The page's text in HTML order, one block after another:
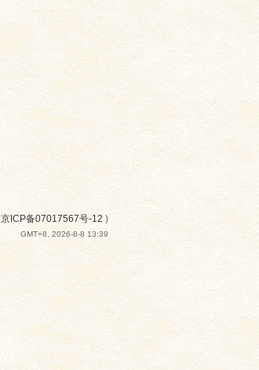
京ICP备07017567号-12 )
GMT+8, 2026-8-8 13:39